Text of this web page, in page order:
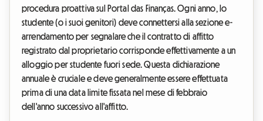
procedura proattiva sul Portal das Finanças. Ogni anno, lo
studente (o i suoi genitori) deve connettersi alla sezione e-
arrendamento per segnalare che il contratto di affitto
registrato dal proprietario corrisponde effettivamente a un
alloggio per studente fuori sede. Questa dichiarazione
annuale è cruciale e deve generalmente essere effettuata
prima di una data limite fissata nel mese di febbraio
dell'anno successivo all'affitto.